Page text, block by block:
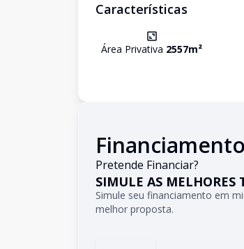
Características
Área Privativa 2557m²
Pretende Financiar?
SIMULE AS MELHORES
Simule seu financiamento em
melhor proposta.